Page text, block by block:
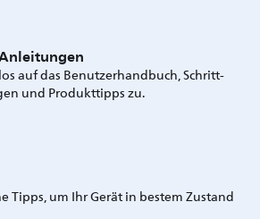
auf das Benutzerhandbuch, Schritt-
und Produkttipps zu.
Tipps, um Ihr Gerät in bestem Zustand